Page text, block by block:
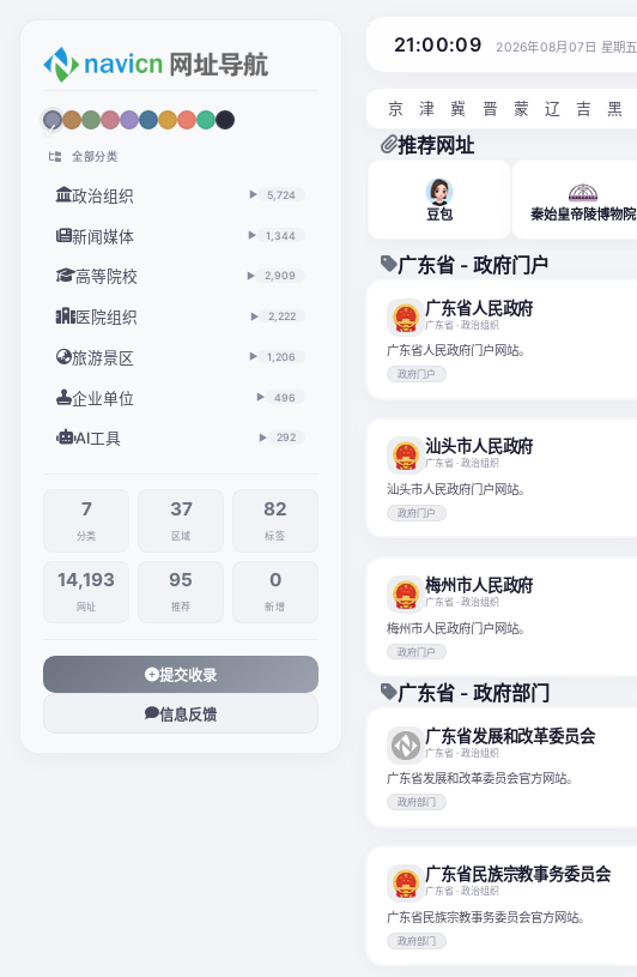
全部分类
政治组织 ▶ 5,724
新闻媒体 ▶ 1,344
高等院校 ▶ 2,909
医院组织 ▶ 2,222
旅游景区 ▶ 1,206
企业单位 ▶ 496
AI工具 ▶ 292
7
分类
37
区域
82
标签
14,193
网址
95
推荐
0
新增
提交收录
信息反馈
21:00:10 2026年08月07日 星期五
京 津 冀 晋 蒙 辽 吉 黑
推荐网址
豆包 秦始皇帝陵博物院
广东省 - 政府门户
广东省人民政府
广东省· 政治组织
广东省人民政府门户网站。
政府门户
汕头市人民政府
广东省· 政治组织
汕头市人民政府门户网站。
政府门户
梅州市人民政府
广东省· 政治组织
梅州市人民政府门户网站。
政府门户
广东省 - 政府部门
广东省发展和改革委员会
广东省· 政治组织
广东省发展和改革委员会官方网站。
政府部门
广东省民族宗教事务委员会
广东省· 政治组织
广东省民族宗教事务委员会官方网站。
政府部门